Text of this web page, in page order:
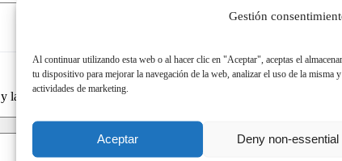
Gestión
Al continuar utilizando esta web o al hacer clic en "Aceptar", aceptas el
tu dispositivo para mejorar la navegación de la web, analizar el uso de la misma
actividades de marketing.
Aceptar Deny non-essential
y la política de privacidad